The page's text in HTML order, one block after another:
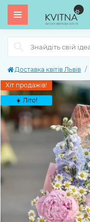
Доставка квітів Львів
Хіт продажів!
☀️ Літо!